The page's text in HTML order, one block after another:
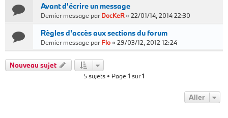
Avant d'écrire un message
Dernier message parDocKeR«22/01/14, 2014 22:30
Règles d'accès aux sections du forum
Dernier message parFlo«29/03/12, 2012 12:24
Nouveau sujet
5 sujets • Page1 sur1
Aller